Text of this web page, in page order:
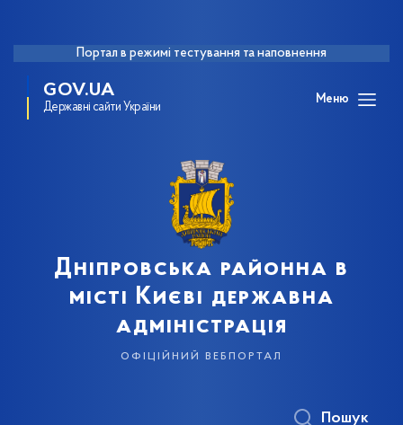
Портал в режимі тестування та наповнення
GOV.UA
Державні сайти України
Меню
Дніпровська районна в
місті Києві державна
адміністрація
офіційний вебпортал
Пошук